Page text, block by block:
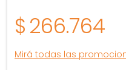
$266.764
Mirá todas las